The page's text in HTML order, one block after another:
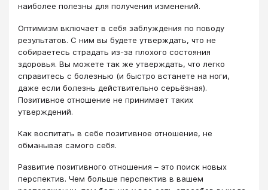
наиболее полезны для получения изменений.
Оптимизм включает в себя заблуждения по поводу
результатов. С ним вы будете утверждать, что не
собираетесь страдать из-за плохого состояния
здоровья. Вы можете так же утверждать, что легко
справитесь с болезнью (и быстро встанете на ноги,
даже если болезнь действительно серьёзная).
Позитивное отношение не принимает таких
утверждений.
Как воспитать в себе позитивное отношение, не
обманывая самого себя.
Развитие позитивного отношения – это поиск новых
перспектив. Чем больше перспектив в вашем